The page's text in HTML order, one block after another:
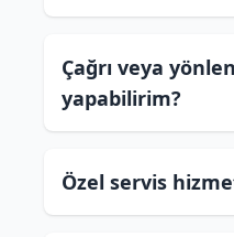
Çağrı veya
yapabilirim?
Özel servis